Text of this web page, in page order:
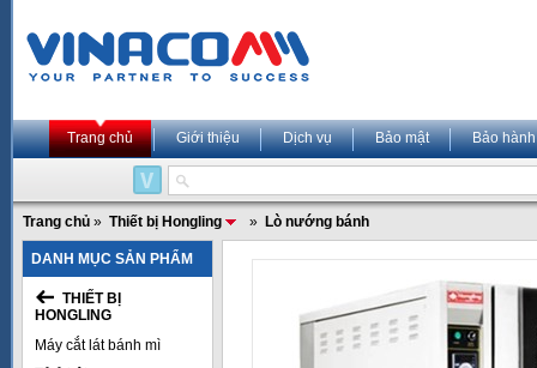
Trang chủ Giới thiệu Dịch vụ Bảo mật Bảo hành
Trang chủ » Thiết bị Hongling » Lò nướng bánh
DANH MỤC SẢN PHẨM
THIẾT BỊ
HONGLING
Máy cắt lát bánh mì